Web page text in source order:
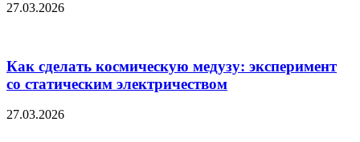
27.03.2026
Как сделать космическую медузу: эксперимент
со статическим электричеством
27.03.2026